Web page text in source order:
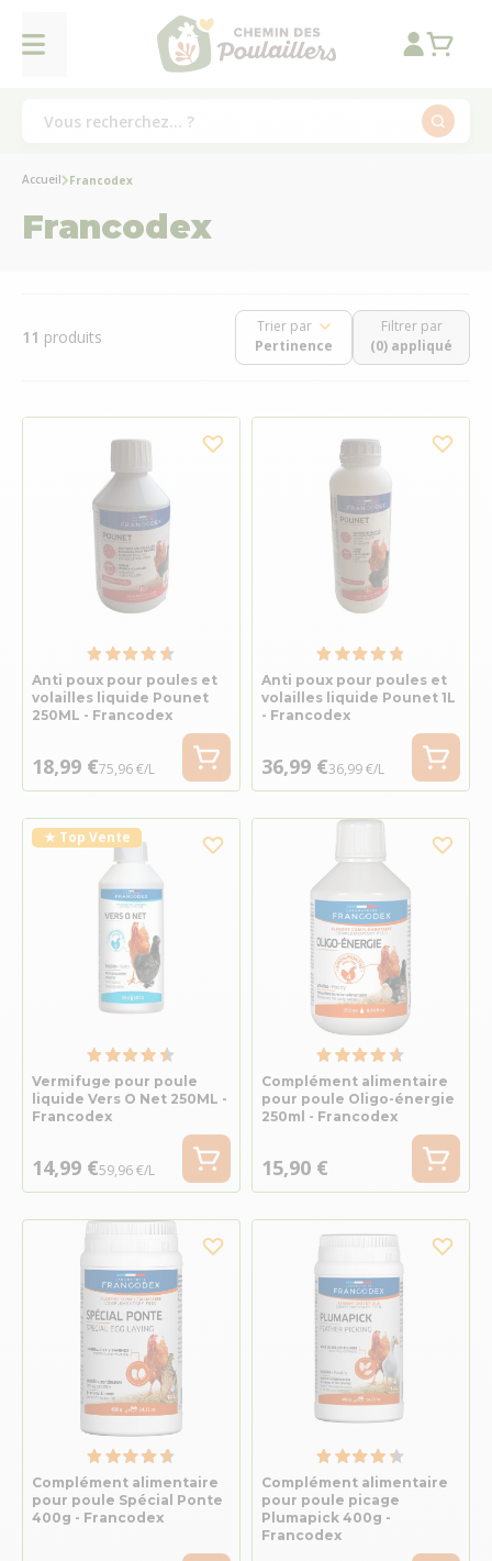
Accueil Francodex
Francodex
11 produits
Trier par
Filtrer par
(0) appliqué
Anti poux pour poules et
volailles liquide Pounet
250ML - Francodex
18,99 €75,96 €/L
Anti poux pour poules et
volailles liquide Pounet 1L
- Francodex
36,99 €36,99 €/L
★ Top Vente
Vermifuge pour poule
liquide Vers O Net 250ML -
Francodex
14,99 €59,96 €/L
Complément alimentaire
pour poule Oligo-énergie
250ml - Francodex
15,90 €
Complément alimentaire
pour poule Spécial Ponte
400g - Francodex
Complément alimentaire
pour poule picage
Plumapick 400g -
Francodex